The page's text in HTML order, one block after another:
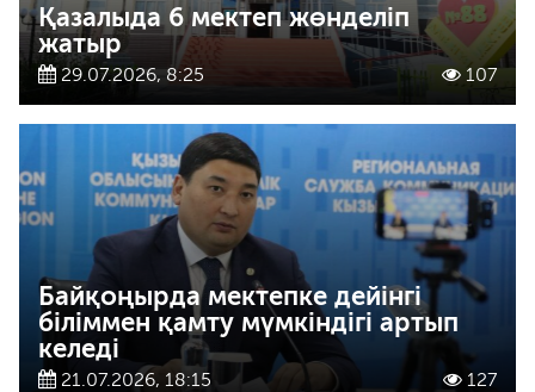
Қазалыда 6 мектеп жөнделіп
жатыр
29.07.2026, 8:25 107
Байқоңырда мектепке дейінгі
біліммен қамту мүмкіндігі артып
келеді
21.07.2026, 18:15 127